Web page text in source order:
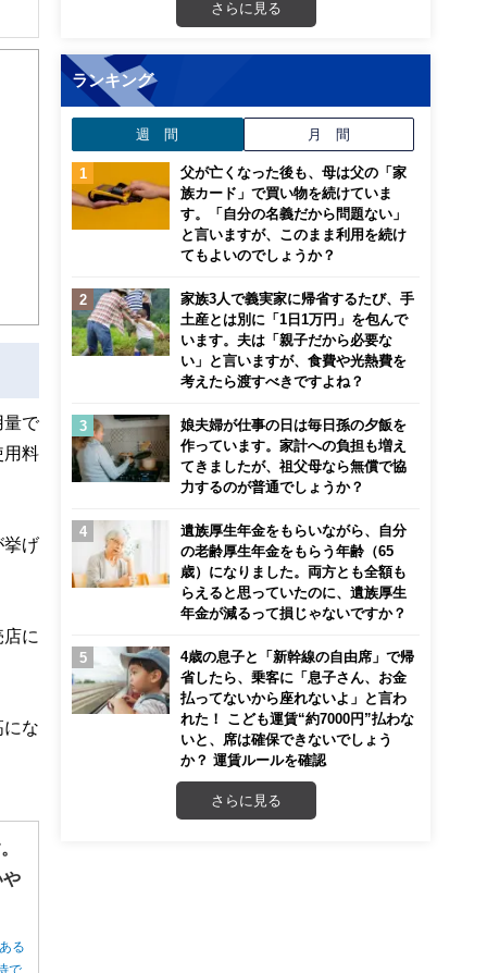
き
量で
用料
挙げ
に
にな
や
る
で
さらに見る
ランキング
週 間 月 間
父が亡くなった後も、母は父の「家
族カード」で買い物を続けていま
す。「自分の名義だから問題ない」
と言いますが、このまま利用を続け
てもよいのでしょうか？
家族3人で義実家に帰省するたび、手
土産とは別に「1日1万円」を包んで
います。夫は「親子だから必要な
い」と言いますが、食費や光熱費を
考えたら渡すべきですよね？
娘夫婦が仕事の日は毎日孫の夕飯を
作っています。家計への負担も増え
てきましたが、祖父母なら無償で協
力するのが普通でしょうか？
遺族厚生年金をもらいながら、自分
の老齢厚生年金をもらう年齢（65
歳）になりました。両方とも全額も
らえると思っていたのに、遺族厚生
年金が減るって損じゃないですか？
4歳の息子と「新幹線の自由席」で帰
省したら、乗客に「息子さん、お金
払ってないから座れないよ」と言わ
れた！ こども運賃“約7000円”払わな
いと、席は確保できないでしょう
か？ 運賃ルールを確認
さらに見る